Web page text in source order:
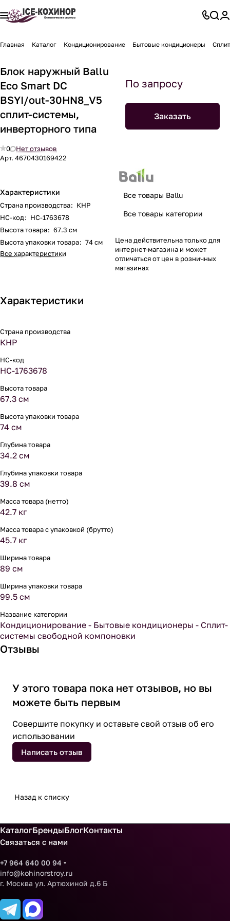
Главная Каталог Кондиционирование Бытовые кондиционеры
Блок наружный Ballu
Eco Smart DC
BSYI/out-30HN8_V5
сплит-системы,
инверторного типа
0
Нет отзывов
Арт. 4670430169422
Характеристики
Страна производства: КНР
НС-код: НС-1763678
Высота товара: 67.3 см
Высота упаковки товара: 74 см
Все характеристики
По запросу
Заказать
Все товары Ballu
Все товары категории
Цена действительна только для
интернет-магазина и может
отличаться от цен в розничных
магазинах
Характеристики
Страна производства
КНР
НС-код
НС-1763678
Высота товара
67.3 см
Высота упаковки товара
74 см
Глубина товара
34.2 см
Глубина упаковки товара
39.8 см
Масса товара (нетто)
42.7 кг
Масса товара с упаковкой (брутто)
45.7 кг
Ширина товара
89 см
Ширина упаковки товара
99.5 см
Название категории
Кондиционирование - Бытовые кондиционеры - Сплит-
системы свободной компоновки
Отзывы
У этого товара пока нет отзывов, но вы
можете быть первым
Совершите покупку и оставьте свой отзыв об его
использовании
Написать отзыв
Назад к списку
КаталогБрендыБлогКонтакты
Связаться с нами
+7 964 640 00 94
info@kohinorstroy.ru
г. Москва ул. Артюхиной д.6 Б